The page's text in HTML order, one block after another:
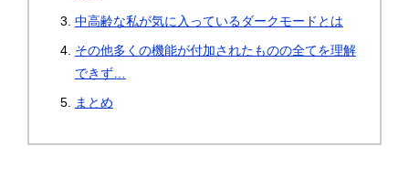
中高齢な私が気に入っているダークモードとは
その他多くの機能が付加されたものの全てを理解
できず…
まとめ